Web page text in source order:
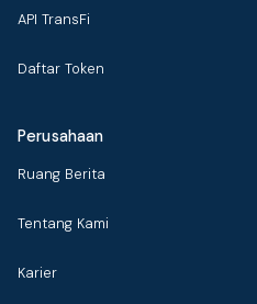
API TransFi
Daftar Token
Perusahaan
Ruang Berita
Tentang Kami
Karier